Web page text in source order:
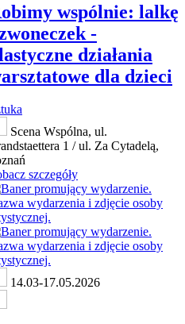
wspólnie: lalkę
-
działania
dla dzieci
Scena Wspólna, ul.
1 / ul. Za Cytadelą,
szczegóły
14.03-17.05.2026